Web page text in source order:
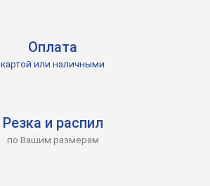
Оплата
картой или наличными
Резка и распил
по Вашим размерам